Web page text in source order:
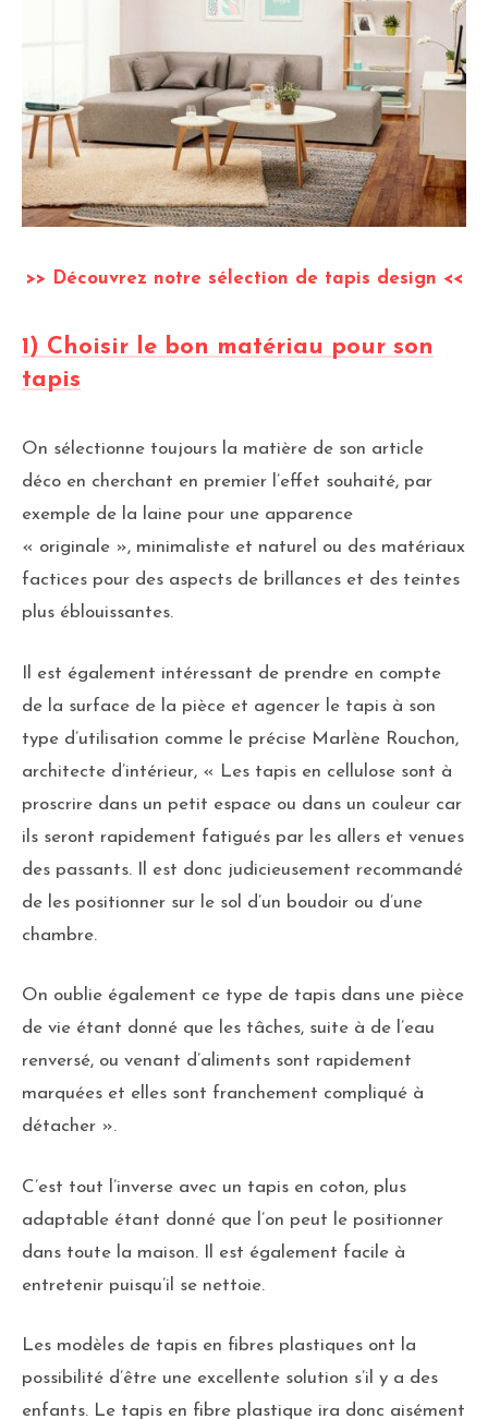
>> Découvrez notre sélection de tapis design <<
1) Choisir le bon matériau pour son
tapis
On sélectionne toujours la matière de son article
déco en cherchant en premier l’effet souhaité, par
exemple de la laine pour une apparence
« originale », minimaliste et naturel ou des matériaux
factices pour des aspects de brillances et des teintes
plus éblouissantes.
Il est également intéressant de prendre en compte
de la surface de la pièce et agencer le tapis à son
type d’utilisation comme le précise Marlène Rouchon,
architecte d’intérieur, « Les tapis en cellulose sont à
proscrire dans un petit espace ou dans un couleur car
ils seront rapidement fatigués par les allers et venues
des passants. Il est donc judicieusement recommandé
de les positionner sur le sol d’un boudoir ou d’une
chambre.
On oublie également ce type de tapis dans une pièce
de vie étant donné que les tâches, suite à de l’eau
renversé, ou venant d’aliments sont rapidement
marquées et elles sont franchement compliqué à
détacher ».
C’est tout l’inverse avec un tapis en coton, plus
adaptable étant donné que l’on peut le positionner
dans toute la maison. Il est également facile à
entretenir puisqu’il se nettoie.
Les modèles de tapis en fibres plastiques ont la
possibilité d’être une excellente solution s’il y a des
enfants. Le tapis en fibre plastique ira donc aisément